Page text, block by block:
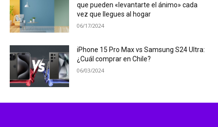
que pueden «levantarte el ánimo» cada
vez que llegues al hogar
06/17/2024
iPhone 15 Pro Max vs Samsung S24 Ultra:
¿Cuál comprar en Chile?
06/03/2024